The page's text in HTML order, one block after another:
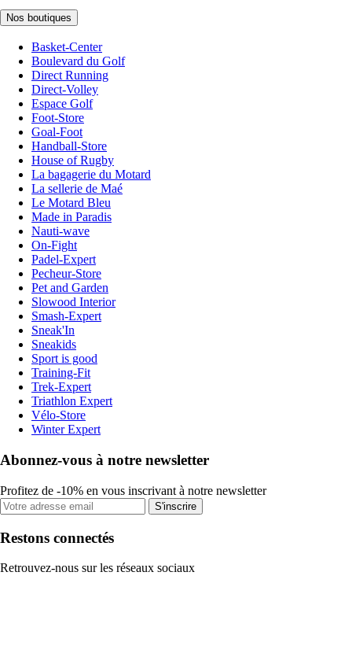
Nos boutiques
Basket-Center
Boulevard du Golf
Direct Running
Direct-Volley
Espace Golf
Foot-Store
Goal-Foot
Handball-Store
House of Rugby
La bagagerie du Motard
La sellerie de Maé
Le Motard Bleu
Made in Paradis
Nauti-wave
On-Fight
Padel-Expert
Pecheur-Store
Pet and Garden
Slowood Interior
Smash-Expert
Sneak'In
Sneakids
Sport is good
Training-Fit
Trek-Expert
Triathlon Expert
Vélo-Store
Winter Expert
Abonnez-vous à notre newsletter
Profitez de -10% en vous inscrivant à notre newsletter
S'inscrire
Restons connectés
Retrouvez-nous sur les réseaux sociaux